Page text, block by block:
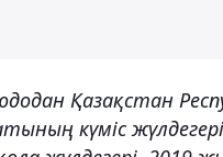
Қазақстан
күміс